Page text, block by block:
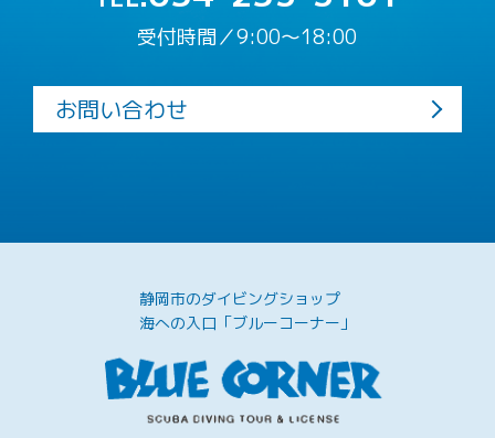
受付時間／9:00〜18:00
お問い合わせ
静岡市のダイビングショップ
海への入口「ブルーコーナー」